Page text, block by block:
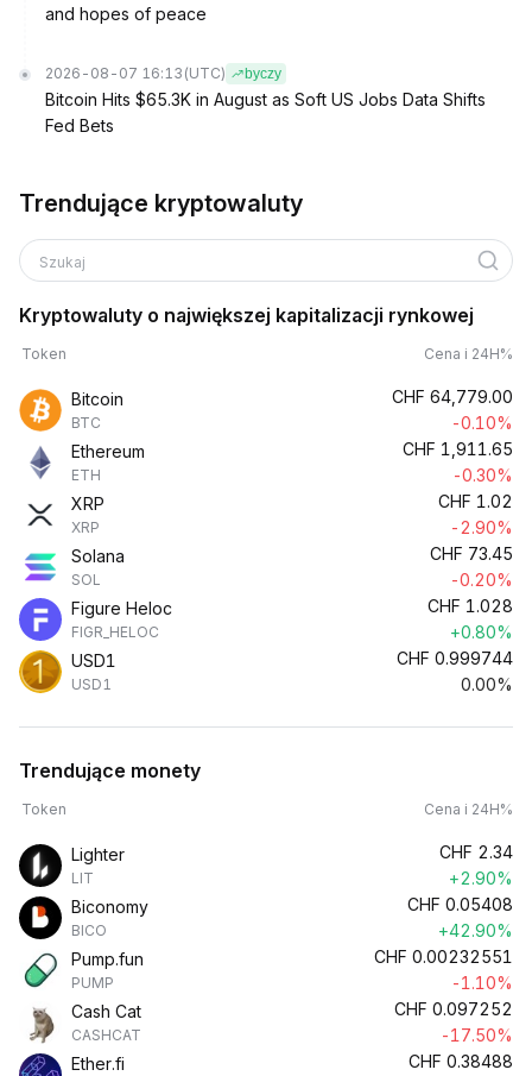
and hopes of peace
2026-08-07 16:13 (UTC) byczy
Bitcoin Hits $65.3K in August as Soft US Jobs Data Shifts
Fed Bets
Trendujące kryptowaluty
Szukaj
Kryptowaluty o największej kapitalizacji rynkowej
Token Cena i 24H%
Bitcoin
BTC
CHF 64,779.00
-0.10%
Ethereum
ETH
CHF 1,911.65
-0.30%
XRP
XRP
CHF 1.02
-2.90%
Solana
SOL
CHF 73.45
-0.20%
Figure Heloc
FIGR_HELOC
CHF 1.028
+0.80%
USD1
USD1
CHF 0.999744
0.00%
Trendujące monety
Token Cena i 24H%
Lighter
LIT
CHF 2.34
+2.90%
Biconomy
BICO
CHF 0.05408
+42.90%
Pump.fun
PUMP
CHF 0.00232551
-1.10%
Cash Cat
CASHCAT
CHF 0.097252
-17.50%
Ether.fi
CHF 0.38488